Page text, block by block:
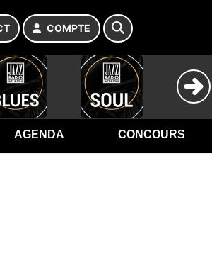
COMPTE
AGENDA CONCOURS